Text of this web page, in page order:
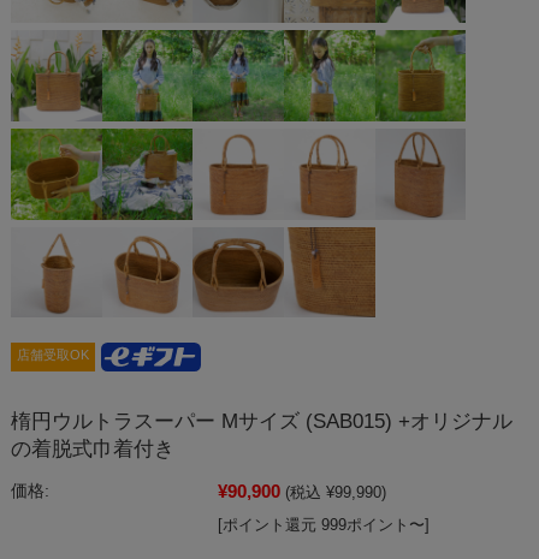
店舗受取OK
楕円ウルトラスーパー Mサイズ (SAB015) +オリジナル
の着脱式巾着付き
価格: ¥90,900 (税込 ¥99,990)
[ポイント還元 999ポイント〜]